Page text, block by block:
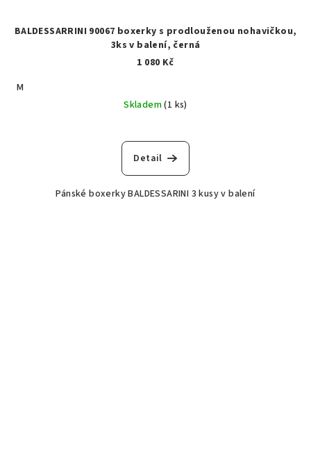
BALDESSARRINI 90067 boxerky s prodlouženou nohavičkou,
3ks v balení, černá
1 080 Kč
M
Skladem(1 ks)
Detail
Pánské boxerky BALDESSARINI 3 kusy v balení